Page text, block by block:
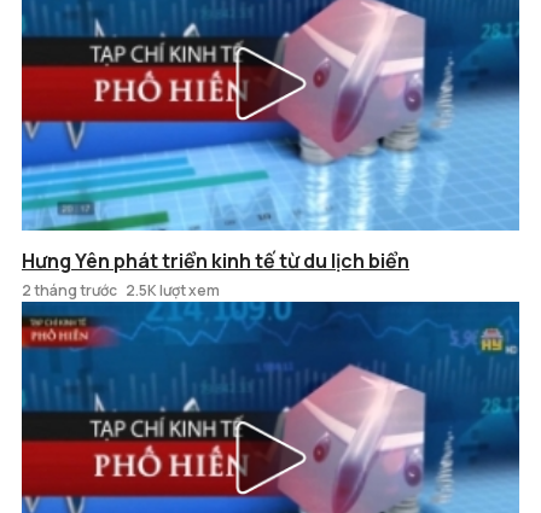
Hưng Yên phát triển kinh tế từ du lịch biển
2 tháng trước 2.5K lượt xem